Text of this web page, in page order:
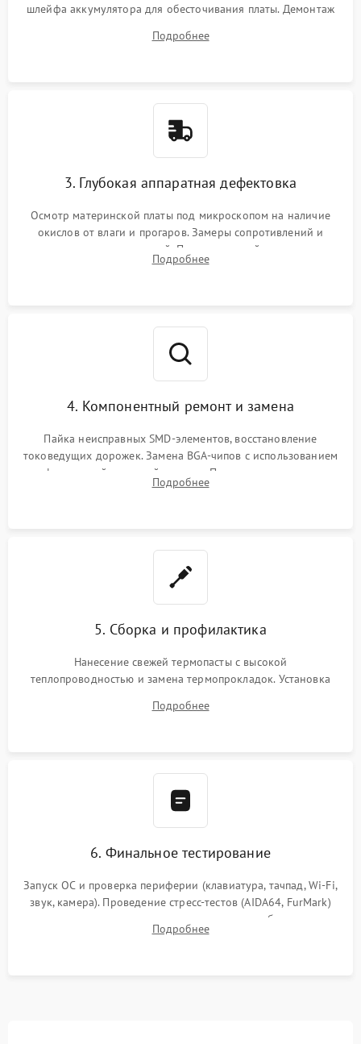
шлейфа аккумулятора для обесточивания платы. Демонтаж
высохшей термопасты с кристаллов чипов.
Подробнее
3. Глубокая аппаратная дефектовка
Осмотр материнской платы под микроскопом на наличие
окислов от влаги и прогаров. Замеры сопротивлений и
дежурных напряжений. Проверка цепей питания,
мультиконтроллера, процессора и видеочипа.
Подробнее
4. Компонентный ремонт и замена
Пайка неисправных SMD-элементов, восстановление
токоведущих дорожек. Замена BGA-чипов с использованием
инфракрасной паяльной станции. Прошивка микросхемы
BIOS или замена поврежденных портов USB
Подробнее
5. Сборка и профилактика
Нанесение свежей термопасты с высокой
теплопроводностью и замена термопрокладок. Установка
шлейфов, модулей памяти и накопителей. Предварительная
Подробнее
6. Финальное тестирование
Запуск ОС и проверка периферии (клавиатура, тачпад, Wi-Fi,
звук, камера). Проведение стресс-тестов (AIDA64, FurMark)
для контроля температурного режима и стабильности
системы под пиковой нагрузкой.
Подробнее